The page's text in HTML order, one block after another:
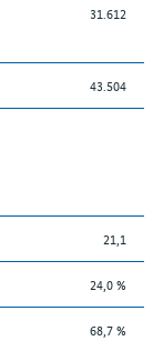
31.612
43.504
21,1
24,0 %
68,7 %